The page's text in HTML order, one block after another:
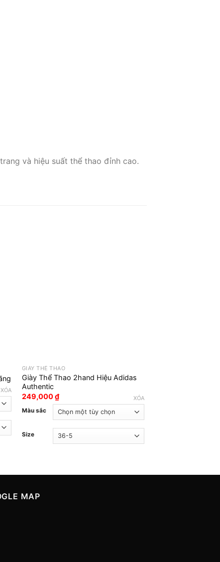
và hiệu suất thể thao đỉnh cao.
XÓA
GIÀY THỂ THAO
Giày Thể Thao 2hand Hiệu Adidas
Authentic
249,000₫
Màu sắc
Size
XÓA
MAP